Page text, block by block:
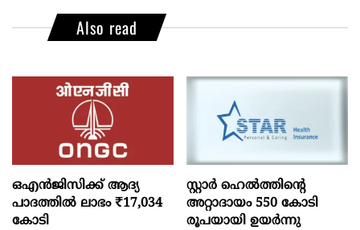
Also read
ഒഎന്‍ജിസിക്ക് ആദ്യ
പാദത്തില്‍ ലാഭം ₹17,034
കോടി
സ്റ്റാർ ഹെൽത്തിന്റെ
അറ്റാദായം 550 കോടി
രൂപയായി ഉയർന്നു